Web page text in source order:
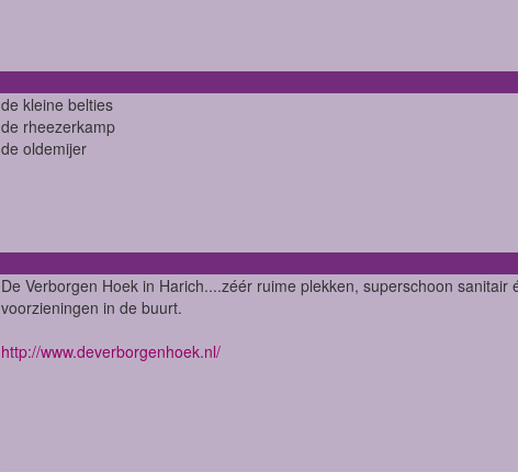
de kleine belties
de rheezerkamp
de oldemijer
De Verborgen Hoek in Harich....zéér ruime plekken, superschoon
voorzieningen in de buurt.
http://www.deverborgenhoek.nl/